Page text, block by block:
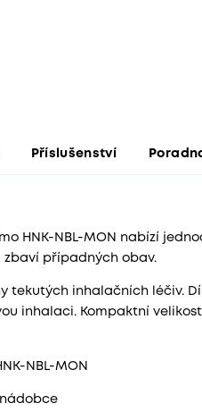
Příslušenství
HNK-NBL-MON nabízí
zbaví případných obav.
tekutých inhalačních léčiv.
inhalaci. Kompaktní
NBL-MON